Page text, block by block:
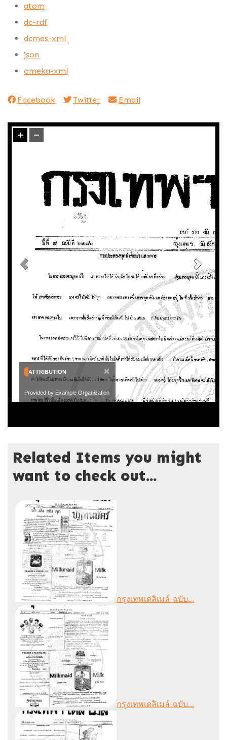
atom
dc-rdf
dcmes-xml
json
omeka-xml
Facebook Twitter Email
ATTRIBUTION ×
Provided by Example Organization
Related Items you might
want to check out...
กรุงเทพเดลิเมล์ ฉบับ...
กรุงเทพเดลิเมล์ ฉบับ...